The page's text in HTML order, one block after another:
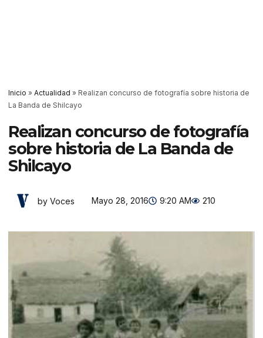
Inicio » Actualidad » Realizan concurso de fotografía sobre historia de
La Banda de Shilcayo
Realizan concurso de fotografía
sobre historia de La Banda de
Shilcayo
by Voces Mayo 28, 2016 9:20 AM 210